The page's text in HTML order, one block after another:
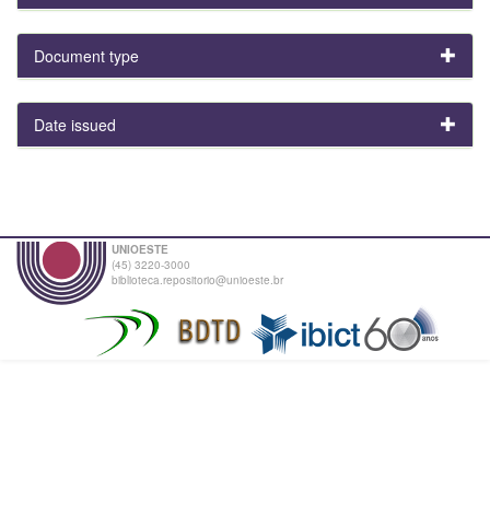
Document type
Date issued
UNIOESTE
(45) 3220-3000
biblioteca.repositorio@unioeste.br